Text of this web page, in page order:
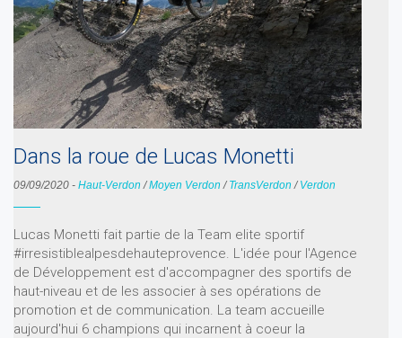
Dans la roue de Lucas Monetti
09/09/2020 - Haut-Verdon /Moyen Verdon / TransVerdon / Verdon
Lucas Monetti fait partie de la Team elite sportif
#irresistiblealpesdehauteprovence. L'idée pour l'Agence
de Développement est d'accompagner des sportifs de
haut-niveau et de les associer à ses opérations de
promotion et de communication. La team accueille
aujourd'hui 6 champions qui incarnent à coeur la